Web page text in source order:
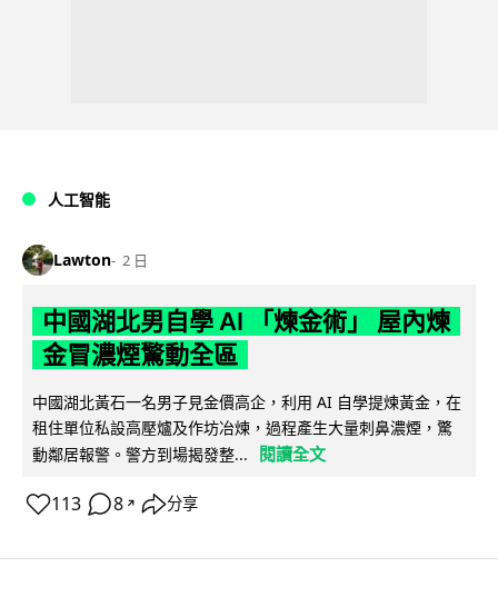
人工智能
Lawton 2 日
中國湖北男自學 AI 「煉金術」 屋內煉
金冒濃煙驚動全區
中國湖北黃石一名男子見金價高企，利用 AI 自學提煉黃金，在
租住單位私設高壓爐及作坊冶煉，過程產生大量刺鼻濃煙，驚
動鄰居報警。警方到場揭發整...
閱讀全文
113 8 ↗ 分享